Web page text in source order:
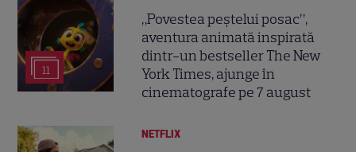
11
„Povestea peștelui posac”,
aventura animată inspirată
dintr-un bestseller The New
York Times, ajunge în
cinematografe pe 7 august
NETFLIX